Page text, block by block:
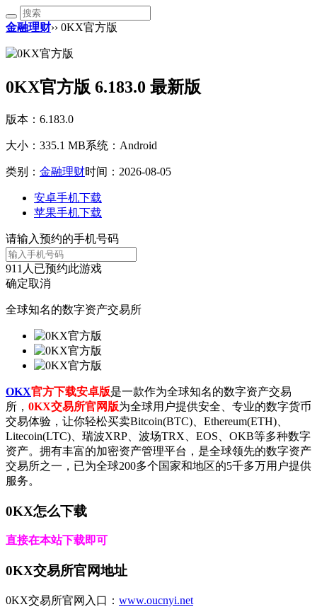
金融理财›› 0KX官方版
0KX官方版 6.183.0 最新版
版本：6.183.0
大小：335.1 MB系统：Android
类别： 金融理财时间：2026-08-05
安卓手机下载
苹果手机下载
请输入预约的手机号码
911 人已预约此游戏
确定取消
全球知名的数字资产交易所
OKX官方下载安卓版是一款作为全球知名的数字资产交易
所， 0KX交易所官网版为全球用户提供安全、专业的数字货币
交易体验，让你轻松买卖Bitcoin(BTC)、Ethereum(ETH)、
Litecoin(LTC)、瑞波XRP、波场TRX、EOS、OKB等多种数字
资产。拥有丰富的加密资产管理平台，是全球领先的数字资产
交易所之一，已为全球200多个国家和地区的5千多万用户提供
服务。
0KX怎么下载
直接在本站下载即可
0KX交易所官网地址
0KX交易所官网入口： www.oucnyi.net